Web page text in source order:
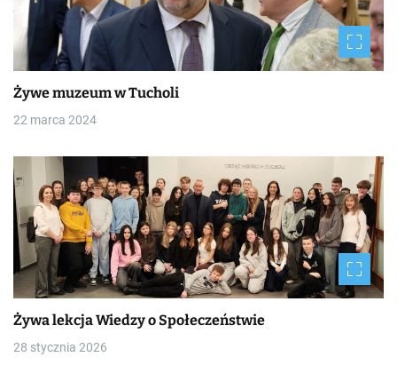
Żywe muzeum w Tucholi
22 marca 2024
Żywa lekcja Wiedzy o Społeczeństwie
28 stycznia 2026